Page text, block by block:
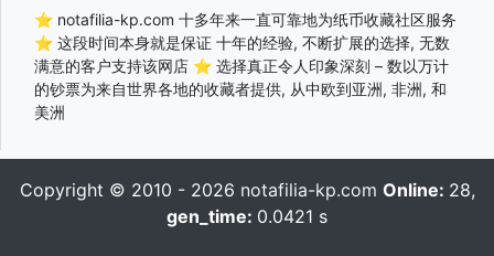
⭐ notafilia-kp.com 十多年来一直可靠地为纸币收藏社区服务
⭐ 这段时间本身就是保证 十年的经验, 不断扩展的选择, 无数
满意的客户支持该网店 ⭐ 选择真正令人印象深刻 – 数以万计
的钞票为来自世界各地的收藏者提供, 从中欧到亚洲, 非洲, 和
美洲
Copyright © 2010 - 2026 notafilia-kp.com Online: 28,
gen_time: 0.0421 s